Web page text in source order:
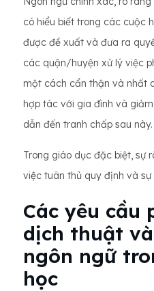
có hiểu biết trong các cuộc
được đề xuất và đưa ra
các quận/huyện xử lý việc
một cách cẩn thận và nhất
hợp tác với gia đình và
dẫn đến tranh chấp sau này.
Trong giáo dục đặc biệt, sự
việc tuân thủ quy định và
Các yêu cầu
dịch thuật
ngôn ngữ
học